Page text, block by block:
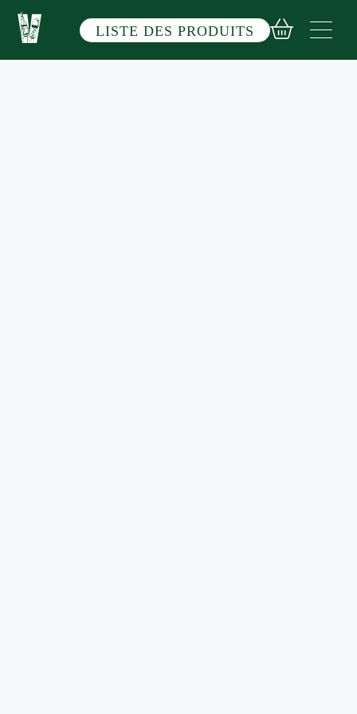
Aller
contenu
LISTE DES PRODUITS